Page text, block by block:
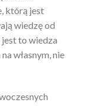
którą jest
wiedzę od
jest to wiedza
własnym, nie